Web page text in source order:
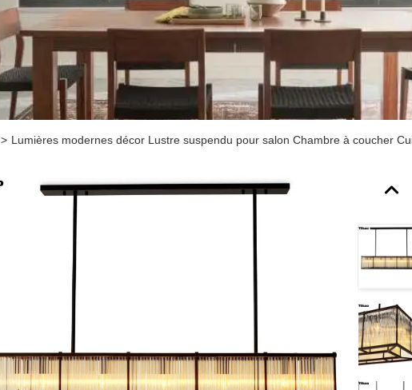
> Lumières modernes décor Lustre suspendu pour salon Chambre à coucher